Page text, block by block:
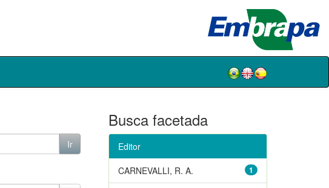
Busca facetada
Editor
1
CARNEVALLI, R. A.